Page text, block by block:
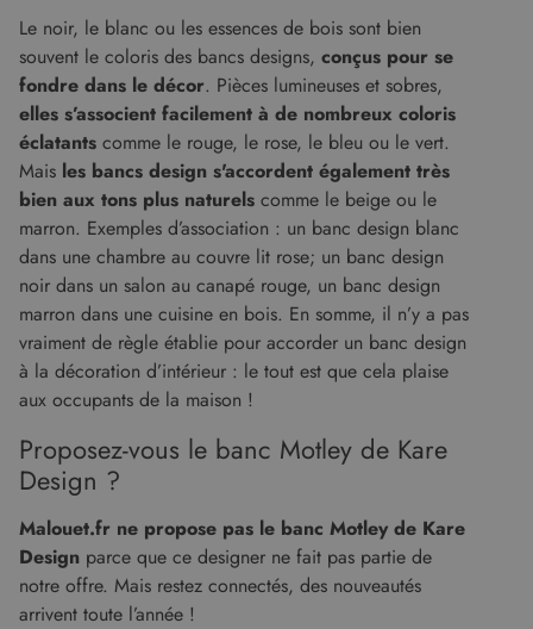
Le noir, le blanc ou les essences de bois sont bien
souvent le coloris des bancs designs, conçus pour se
fondre dans le décor. Pièces lumineuses et sobres,
elles s’associent facilement à de nombreux coloris
éclatants comme le rouge, le rose, le bleu ou le vert.
Mais les bancs design s'accordent également très
bien aux tons plus naturels comme le beige ou le
marron. Exemples d’association : un banc design blanc
dans une chambre au couvre lit rose; un banc design
noir dans un salon au canapé rouge, un banc design
marron dans une cuisine en bois. En somme, il n’y a pas
vraiment de règle établie pour accorder un banc design
à la décoration d’intérieur : le tout est que cela plaise
aux occupants de la maison !
Proposez-vous le banc Motley de Kare
Design ?
Malouet.fr ne propose pas le banc Motley de Kare
Design parce que ce designer ne fait pas partie de
notre offre. Mais restez connectés, des nouveautés
arrivent toute l’année !
comme
client. Il est
inclus dans
chaque
demande de
page d'un site
et utilisé pour
calculer les
données de
visiteur, de
campagne
rapports
d'analyse du
site.
informations
manière
dont
l'utilisateur
final utilise
et sur toute
publicité
que
l'utilisateur
final a pu
voir avant
de visiter
ledit site
Web.
test_cookie
Google LLC
14
minutes
59
secondes
Ce cookie
est défini
par
DoubleClick
(qui
déterminer
prend en
charge les
cookies.